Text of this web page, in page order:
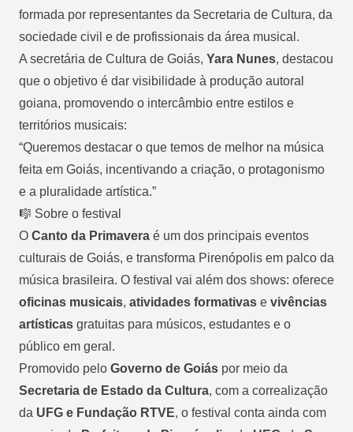
formada por representantes da Secretaria de Cultura, da
sociedade civil e de profissionais da área musical.
A secretária de Cultura de Goiás, Yara Nunes, destacou
que o objetivo é dar visibilidade à produção autoral
goiana, promovendo o intercâmbio entre estilos e
territórios musicais:
“Queremos destacar o que temos de melhor na música
feita em Goiás, incentivando a criação, o protagonismo
e a pluralidade artística.”
🎼 Sobre o festival
O Canto da Primavera é um dos principais eventos
culturais de Goiás, e transforma Pirenópolis em palco da
música brasileira. O festival vai além dos shows: oferece
oficinas musicais, atividades formativas e vivências
artísticas gratuitas para músicos, estudantes e o
público em geral.
Promovido pelo Governo de Goiás por meio da
Secretaria de Estado da Cultura, com a correalização
da UFG e Fundação RTVE, o festival conta ainda com